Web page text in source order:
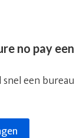
no pay een
een bureau